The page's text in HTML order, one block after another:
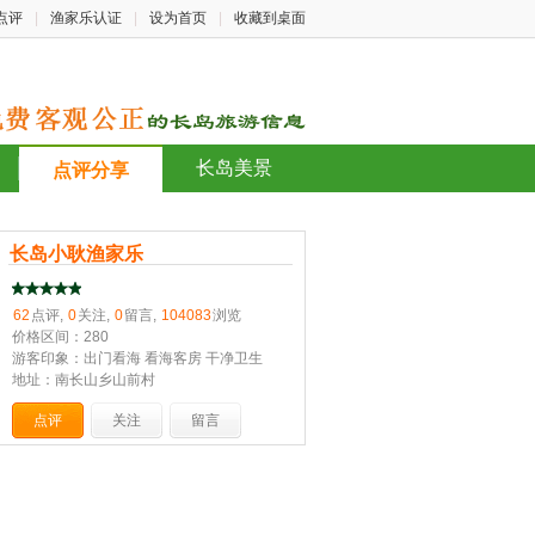
评 渔家乐认证 设为首页 收藏到桌面
点评分享 长岛美景
长岛小耿渔家乐
62 点评, 0关注, 0留言, 104083浏览
价格区间：280
游客印象：出门看海 看海客房 干净卫生
地址：南长山乡山前村
点评 关注 留言